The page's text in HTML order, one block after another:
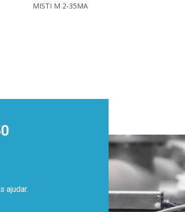
MISTI M 2-35MA
ajudar.